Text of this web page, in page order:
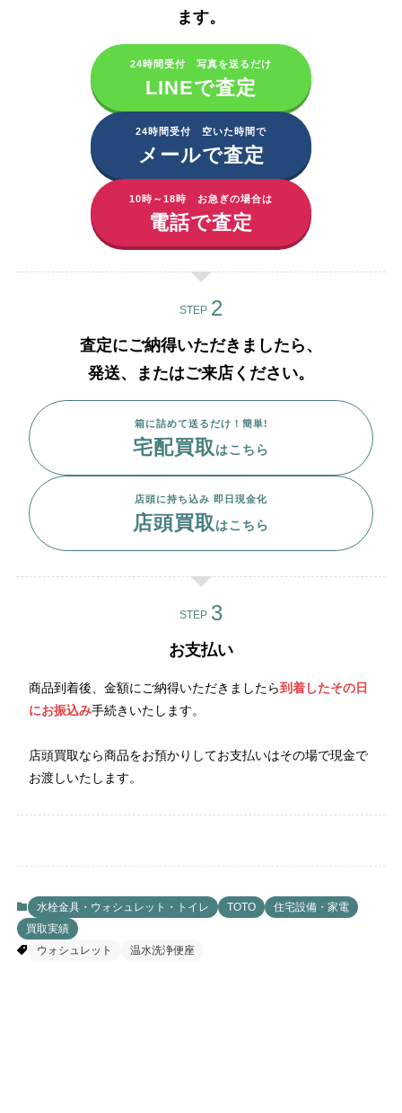
ます。​
24時間受付 写真を送るだけ
LINEで査定
24時間受付 空いた時間で
メールで査定
10時～18時 お急ぎの場合は
電話で査定
STEP
査定にご納得いただきましたら、
発送、またはご来店ください。
箱に詰めて送るだけ！簡単!
宅配買取はこちら
店頭に持ち込み 即日現金化
店頭買取はこちら
STEP
お支払い
商品到着後、金額にご納得いただきましたら到着したその日
にお振込み手続きいたします。
店頭買取なら商品をお預かりしてお支払いはその場で現金で
お渡しいたします。
水栓金具・ウォシュレット・トイレ TOTO
住宅設備・家電
買取実績
ウォシュレット
温水洗浄便座